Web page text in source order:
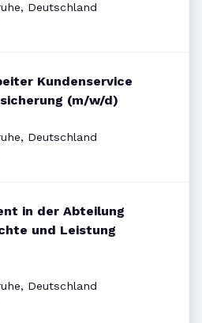
Deutschland
Kundenservice
(m/w/d)
Deutschland
in der Abteilung
und Leistung
Deutschland